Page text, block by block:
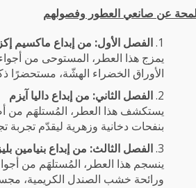
لمحة عن صانعي العطور وفصولهم
الفصل الأول: من إبداع ماكسيم
يمزج هذا العطر، المستوحى من
الأوراق الخضراء الهشّة، مستحضرًا
الفصل الثاني: من إبداع داليا آيزم
يستكشف هذا العطر، المُستلهَم من
بنفحات دخانية وزهرية ليقدّم تجربة
الفصل الثالث: من إبداع بنيامين
ينسجم هذا العطر، المُستلهَم من
ورائحة خشب الصندل الكريمية،